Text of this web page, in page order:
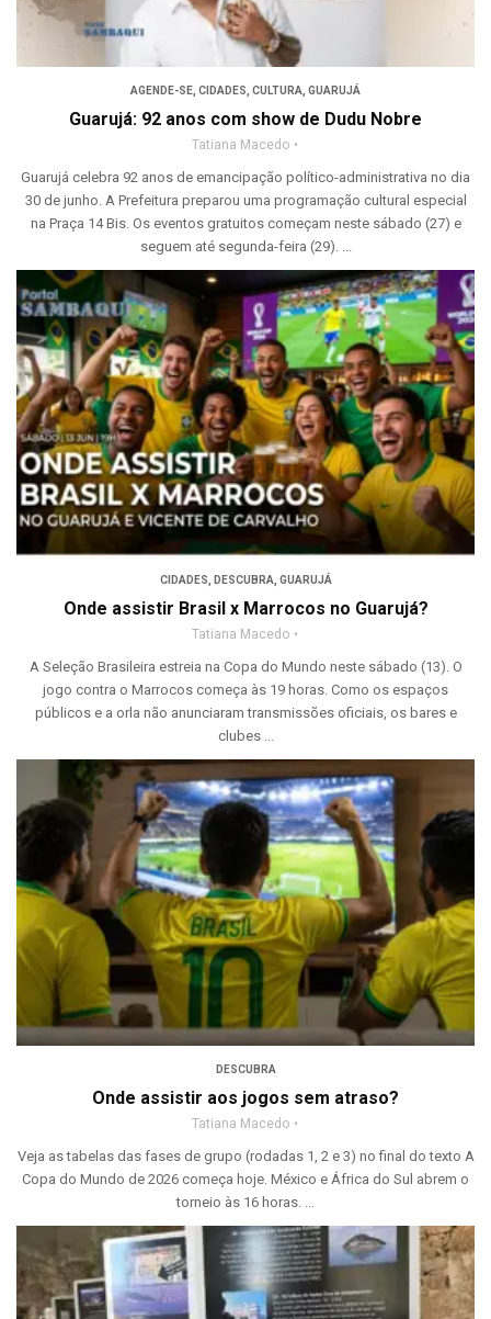
AGENDE-SE CIDADES CULTURA GUARUJÁ
Guarujá: 92 anos com show de Dudu Nobre
Tatiana Macedo
Guarujá celebra 92 anos de emancipação político-administrativa no dia
30 de junho. A Prefeitura preparou uma programação cultural especial
na Praça 14 Bis. Os eventos gratuitos começam neste sábado (27) e
seguem até segunda-feira (29). ...
CIDADES DESCUBRA GUARUJÁ
Onde assistir Brasil x Marrocos no Guarujá?
Tatiana Macedo
A Seleção Brasileira estreia na Copa do Mundo neste sábado (13). O
jogo contra o Marrocos começa às 19 horas. Como os espaços
públicos e a orla não anunciaram transmissões oficiais, os bares e
clubes ...
DESCUBRA
Onde assistir aos jogos sem atraso?
Tatiana Macedo
Veja as tabelas das fases de grupo (rodadas 1, 2 e 3) no final do texto A
Copa do Mundo de 2026 começa hoje. México e África do Sul abrem o
torneio às 16 horas. ...